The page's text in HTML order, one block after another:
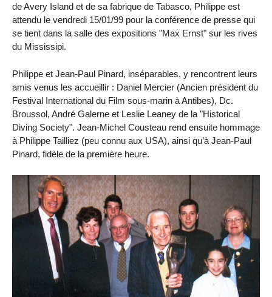
de Avery Island et de sa fabrique de Tabasco, Philippe est
attendu le vendredi 15/01/99 pour la conférence de presse qui
se tient dans la salle des expositions "Max Ernst" sur les rives
du Mississipi.
Philippe et Jean-Paul Pinard, inséparables, y rencontrent leurs
amis venus les accueillir : Daniel Mercier (Ancien président du
Festival International du Film sous-marin à Antibes), Dc.
Broussol, André Galerne et Leslie Leaney de la "Historical
Diving Society". Jean-Michel Cousteau rend ensuite hommage
à Philippe Tailliez (peu connu aux USA), ainsi qu’à Jean-Paul
Pinard, fidèle de la première heure.